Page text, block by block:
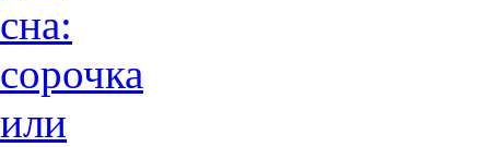
сна:
сорочка
или